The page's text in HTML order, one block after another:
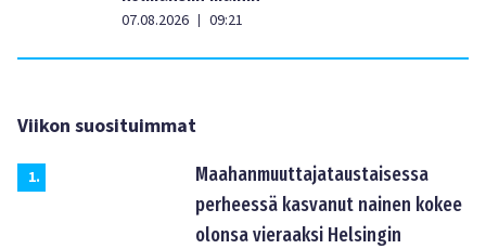
07.08.2026 | 09:21
Viikon suosituimmat
1.
Maahanmuuttajataustaisessa
perheessä kasvanut nainen kokee
olonsa vieraaksi Helsingin